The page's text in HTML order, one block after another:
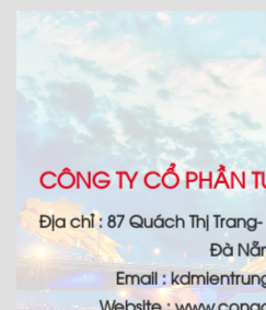
CÔNG TY CỔ PHẦN
Địa chỉ : 87 Quách Thị
Đà
Email :
Website :